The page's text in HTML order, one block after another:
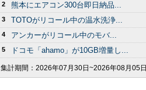
2 熊本にエアコン300台即日納品...
3 TOTOがリコール中の温水洗浄...
4 アンカーがリコール中のモバ...
5 ドコモ「ahamo」が10GB増量し...
集計期間： 2026年07月30日~2026年08月05日